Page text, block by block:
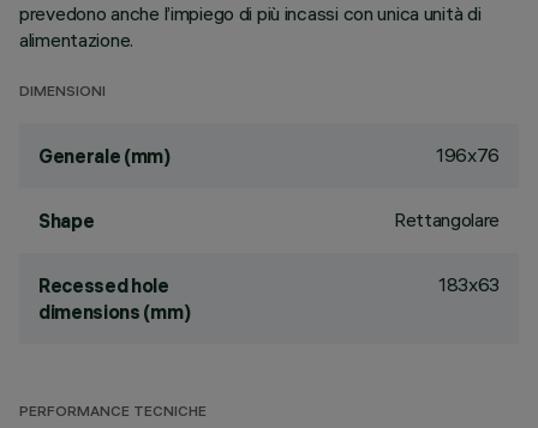
prevedono anche l’impiego di più incassi con unica unità di
alimentazione.
DIMENSIONI
Generale (mm) 196x76
Shape Rettangolare
Recessed hole
dimensions (mm)
183x63
PERFORMANCE TECNICHE